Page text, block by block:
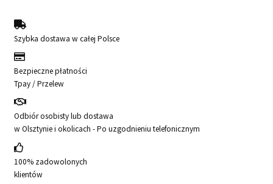
Szybka dostawa w całej Polsce
Bezpieczne płatności
Tpay / Przelew
Odbiór osobisty lub dostawa
w Olsztynie i okolicach - Po uzgodnieniu telefonicznym
100% zadowolonych
klientów